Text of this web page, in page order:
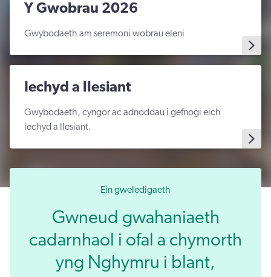
Y Gwobrau 2026
Gwybodaeth am seremoni wobrau eleni
Iechyd a llesiant
Gwybodaeth, cyngor ac adnoddau i gefnogi eich
iechyd a llesiant.
Ein gweledigaeth
Gwneud gwahaniaeth
cadarnhaol i ofal a chymorth
yng Nghymru i blant,